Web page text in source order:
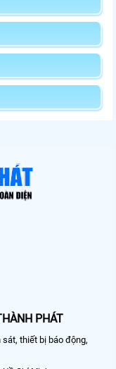
PHÁT
thiết bị báo động,